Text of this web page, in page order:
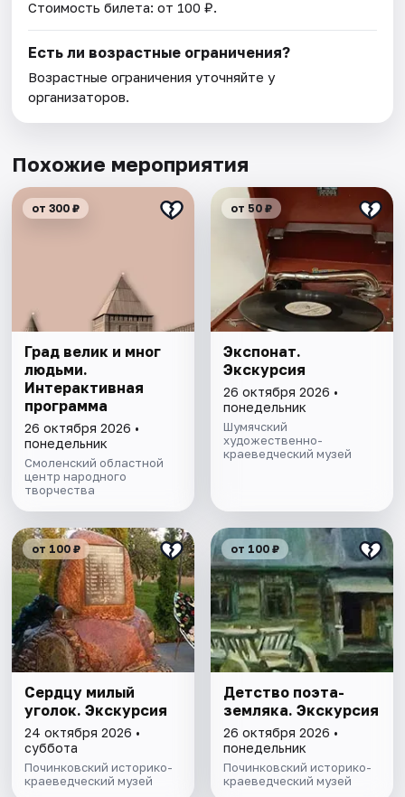
Стоимость билета: от 100 ₽.
Есть ли возрастные ограничения?
Возрастные ограничения уточняйте у
организаторов.
Похожие мероприятия
от 300 ₽
Град велик и мног
людьми.
Интерактивная
программа
26 октября 2026 •
понедельник
Смоленский областной
центр народного
творчества
от 50 ₽
Экспонат.
Экскурсия
26 октября 2026 •
понедельник
Шумячский
художественно-
краеведческий музей
от 100 ₽
Сердцу милый
уголок. Экскурсия
24 октября 2026 •
суббота
Починковский историко-
краеведческий музей
от 100 ₽
Детство поэта-
земляка. Экскурсия
26 октября 2026 •
понедельник
Починковский историко-
краеведческий музей